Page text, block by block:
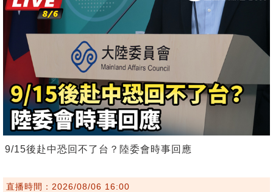
9/15後赴中恐回不了台？陸委會時事回應
直播時間：2026/08/06 16:00